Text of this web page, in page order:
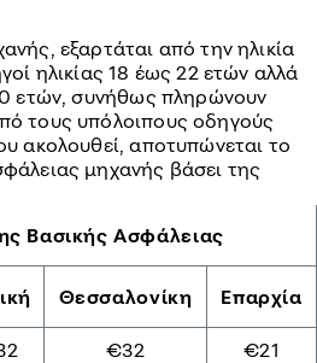
εξαρτάται από την ηλικία
ηλικίας 18 έως 22 ετών αλλά
ετών, συνήθως πληρώνουν
τους υπόλοιπους οδηγούς
ακολουθεί, αποτυπώνεται το
μηχανής βάσει της
Βασικής Ασφάλειας
Θεσσαλονίκη Επαρχία
€32
€21